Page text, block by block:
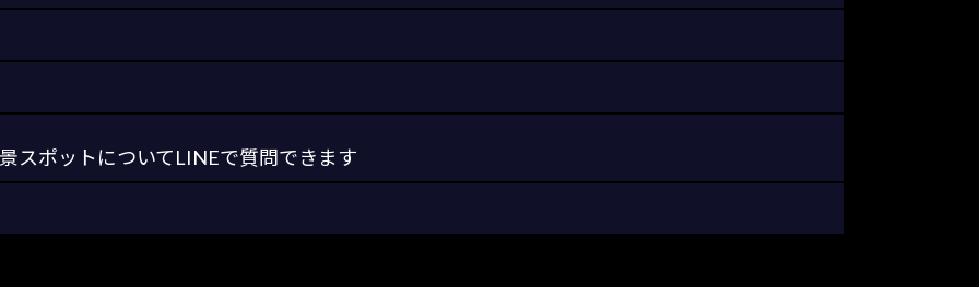
ポットについてLINEで質問できます